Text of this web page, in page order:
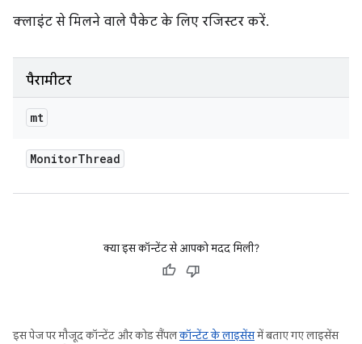
क्लाइंट से मिलने वाले पैकेट के लिए रजिस्टर करें.
पैरामीटर
mt
MonitorThread
क्या इस कॉन्टेंट से आपको मदद मिली?
इस पेज पर मौजूद कॉन्टेंट और कोड सैंपलकॉन्टेंट के लाइसेंसमें बताए गए लाइसेंस